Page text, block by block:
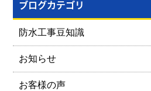
ブログカテゴリ
防水工事豆知識
お知らせ
お客様の声